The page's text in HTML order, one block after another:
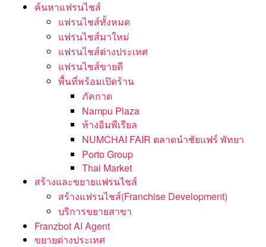
ค้นหาแฟรนไชส์
แฟรนไชส์ทั้งหมด
แฟรนไชส์มาใหม่
แฟรนไชส์ต่างประเทศ
แฟรนไชส์ขายดี
พื้นที่พร้อมเปิดร้าน
ภัคกาด
Nampu Plaza
ห้างอิมพีเรียล
NUMCHAI FAIR ตลาดนำชัยแฟร์ พัทยา
Porto Group
Thai Market
สร้างและขยายแฟรนไชส์
สร้างแฟรนไชส์(Franchise Development)
บริการขยายสาขา
Franzbot AI Agent
ขยายต่างประเทศ